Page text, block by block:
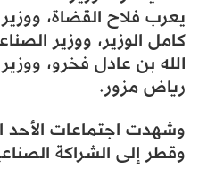
يعرب فلاح القضاة،
كامل الوزير، ووزير
الله بن عادل فخرو،
رياض مزور.
وشهدت اجتماعات الأحد
وقطر إلى الشراكة